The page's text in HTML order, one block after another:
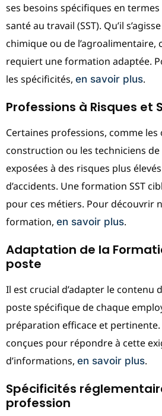
ses besoins spécifiques en
santé au travail (SST). Qu’il
chimique ou de l’agroalimentaire,
requiert une formation adaptée.
les spécificités, en savoir plus.
Professions à Risques et
Certaines professions, comme les
construction ou les techniciens
exposées à des risques plus
d’accidents. Une formation SST
pour ces métiers. Pour découvrir
formation, en savoir plus.
Adaptation de la
poste
Il est crucial d’adapter le contenu
poste spécifique de chaque
préparation efficace et
conçues pour répondre à cette
d’informations, en savoir plus.
Spécificités
profession